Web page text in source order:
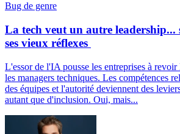
Bug de genre
La tech veut un autre leadership...
ses vieux réflexes
L'essor de l'IA pousse les entreprises à revoir
les managers techniques. Les compétences
des équipes et l'autorité deviennent des
autant que d'inclusion. Oui, mais...